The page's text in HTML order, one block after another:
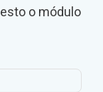
o módulo